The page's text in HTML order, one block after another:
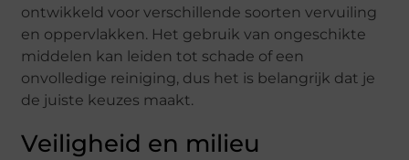
ontwikkeld voor verschillende soorten vervuiling
en oppervlakken. Het gebruik van ongeschikte
middelen kan leiden tot schade of een
onvolledige reiniging, dus het is belangrijk dat je
de juiste keuzes maakt.
Veiligheid en milieu